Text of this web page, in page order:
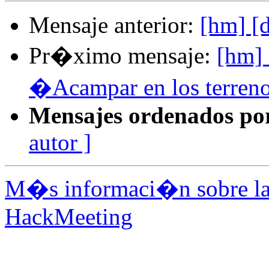
Mensaje anterior: [hm]
Pr�ximo mensaje: [hm]
�Acampar en los
Mensajes ordenados
autor ]
M�s informaci�n sobre
HackMeeting